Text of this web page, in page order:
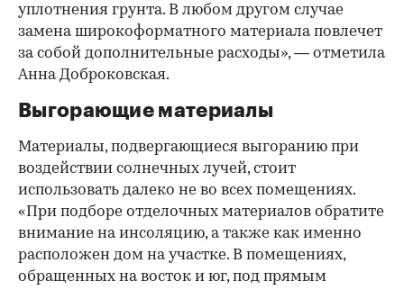
уплотнения грунта. В любом другом случае
замена широкоформатного материала повлечет
за собой дополнительные расходы», — отметила
Анна Доброковская.
Выгорающие материалы
Материалы, подвергающиеся выгоранию при
воздействии солнечных лучей, стоит
использовать далеко не во всех помещениях.
«При подборе отделочных материалов обратите
внимание на инсоляцию, а также как именно
расположен дом на участке. В помещениях,
обращенных на восток и юг, под прямым